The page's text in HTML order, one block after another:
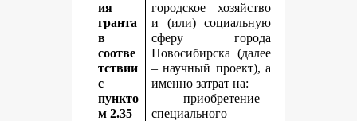
ия
гранта
в
соотве
тствии
с
пункто
м 2.35
городское хозяйство
и (или) социальную
сферу города
Новосибирска (далее
– научный проект), а
именно затрат на:
приобретение
специального